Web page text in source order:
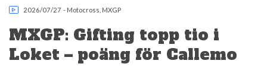
2026/07/27 - Motocross MXGP
MXGP: Gifting topp tio i
Loket – poäng för Callemo